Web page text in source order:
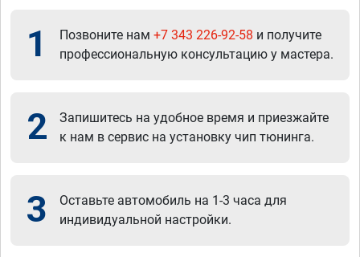
1 Позвоните нам +7 343 226-92-58 и получите
профессиональную консультацию у мастера.
2
Запишитесь на удобное время и приезжайте
к нам в сервис на установку чип тюнинга.
3
Оставьте автомобиль на 1-3 часа для
индивидуальной настройки.